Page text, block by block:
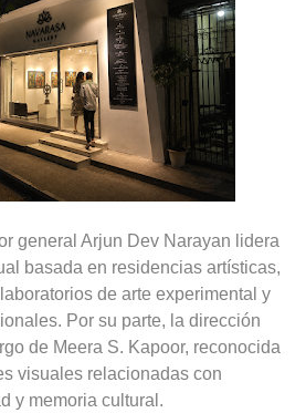
general Arjun Dev Narayan lidera
basada en residencias artísticas,
de arte experimental y
Por su parte, la dirección
de Meera S. Kapoor, reconocida
visuales relacionadas con
y memoria cultural.